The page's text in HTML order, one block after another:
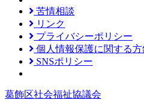
苦情相談
リンク
プライバシーポリシー
個人情報保護に関する方
SNSポリシー
葛飾区社会福祉協議会